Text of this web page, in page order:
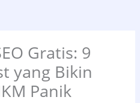
Gratis: 9
yang Bikin
Panik